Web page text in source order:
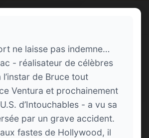
ne laisse pas indemne…
- réalisateur de célèbres
l’instar de Bruce tout
Ventura et prochainement
d’Intouchables - a vu sa
par un grave accident.
fastes de Hollywood, il